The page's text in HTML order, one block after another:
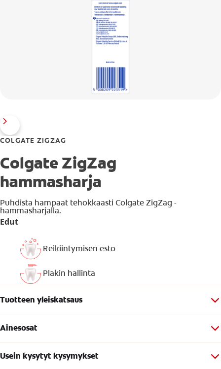
COLGATE ZIGZAG
Colgate ZigZag
hammasharja
Puhdista hampaat tehokkaasti Colgate ZigZag -
hammasharjalla.
Edut
Reikiintymisen esto
Plakin hallinta
Tuotteen yleiskatsaus
Ainesosat
Usein kysytyt kysymykset